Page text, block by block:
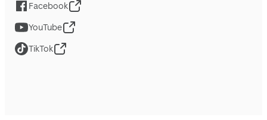
Facebook
YouTube
TikTok